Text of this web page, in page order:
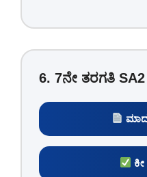
6. 7ನೇ ತರಗತಿ